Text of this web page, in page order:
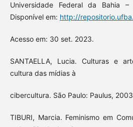
Universidade Federal da Bahia –
Disponível em: http://
Acesso em: 30 set. 2023.
SANTAELLA, Lucia. Culturas e
cultura das mídias à
cibercultura. São Paulo: Paulus,
TIBURI, Marcia. Feminismo em